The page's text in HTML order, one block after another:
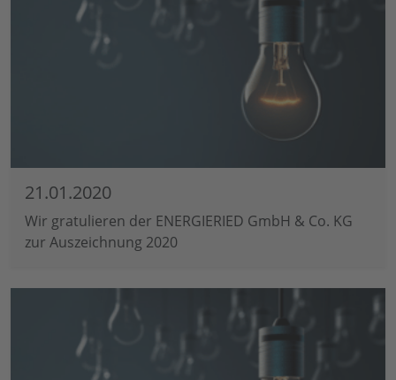
21.01.2020
Wir gratulieren der ENERGIERIED GmbH & Co. KG
zur Auszeichnung 2020